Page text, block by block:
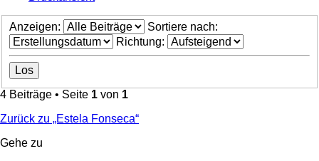
Anzeigen:
Sortiere nach:
Richtung:
4 Beiträge • Seite 1 von 1
Zurück zu „Estela Fonseca“
Gehe zu